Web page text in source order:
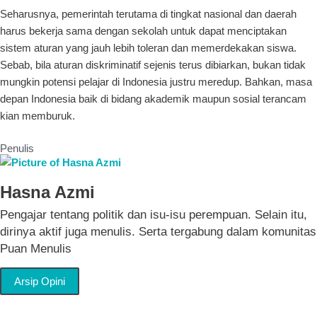
Seharusnya, pemerintah terutama di tingkat nasional dan daerah
harus bekerja sama dengan sekolah untuk dapat menciptakan
sistem aturan yang jauh lebih toleran dan memerdekakan siswa.
Sebab, bila aturan diskriminatif sejenis terus dibiarkan, bukan tidak
mungkin potensi pelajar di Indonesia justru meredup. Bahkan, masa
depan Indonesia baik di bidang akademik maupun sosial terancam
kian memburuk.
Penulis
Hasna Azmi
Pengajar tentang politik dan isu-isu perempuan. Selain itu,
dirinya aktif juga menulis. Serta tergabung dalam komunitas
Puan Menulis
Arsip Opini